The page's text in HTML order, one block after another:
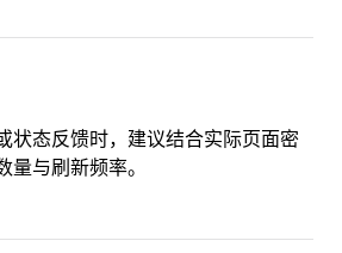
状态反馈时，建议结合实际页面密
量与刷新频率。